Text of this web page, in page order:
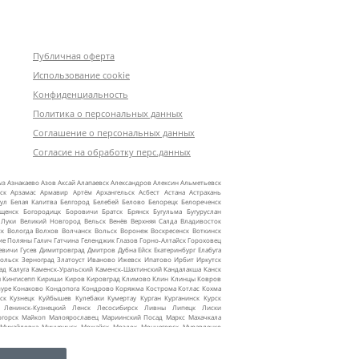
Публичная оферта
Использование cookie
Конфиденциальность
Политика о персональных данных
Соглашение о персональных данных
Согласие на обработку перс.данных
АзнакаевоАзовАксайАлапаевскАлександровАлексинАльметьевск
Арзамас Армавир Артём Архангельск Асбест Астана Астрахань
Белая Калитва Белгород Белебей Белово Белорецк Белореченск
Богородицк Боровичи Братск Брянск Бугульма Бугуруслан
Великий Новгород Вельск Венёв Верхняя Салда Владивосток
Вологда Волхов Волчанск Вольск Воронеж Воскресенск Воткинск
Поляны Галич Гатчина Геленджик Глазов Горно‑АлтайскГороховец
Гусев Димитровград Дмитров Дубна Ейск Екатеринбург Елабуга
Зерноград Златоуст Иваново Ижевск Ипатово Ирбит Иркутск
Калуга Каменск‑Уральский Каменск‑Шахтинский Кандалакша Канск
Кингисепп Кириши Киров Кировград Климово Клин Клинцы Ковров
Конаково Кондопога Кондрово Коряжма Кострома Котлас Кохма
Кузнецк Куйбышев Кулебаки Кумертау Курган Курганинск Курск
Ленинск‑Кузнецкий Ленск Лесосибирск Ливны Липецк
Лиски
Майкоп Малоярославец Мариинский Посад Маркс Махачкала
Михайловка Мичуринск Можайск Моздок Мончегорск Муравленко